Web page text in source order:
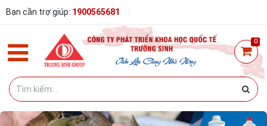
Bạn cần trợ giúp: 1900565681
0